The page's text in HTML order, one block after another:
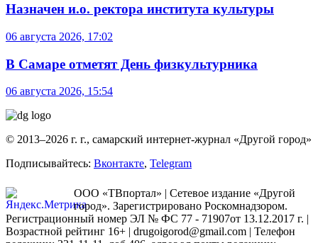
Назначен и.о. ректора института культуры
06 августа 2026, 17:02
В Самаре отметят День физкультурника
06 августа 2026, 15:54
© 2013–2026 г. г., самарский интернет-журнал «Другой город»
Подписывайтесь: Вконтакте, Telegram
ООО «ТВпортал» | Сетевое издание «Другой
город». Зарегистрировано Роскомнадзором.
Регистрационный номер ЭЛ № ФС 77 - 71907от 13.12.2017 г. |
Возрастной рейтинг 16+ | drugoigorod@gmail.com | Телефон